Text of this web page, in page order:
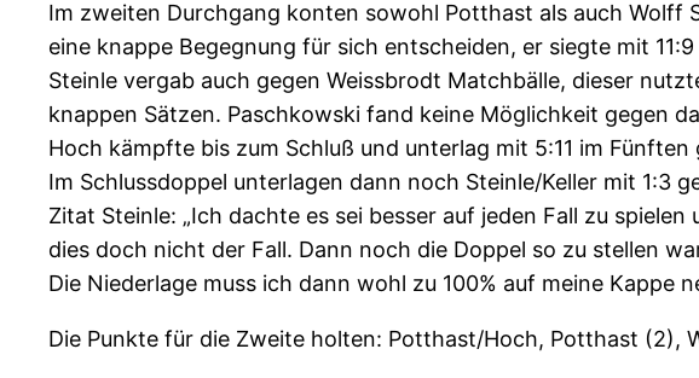
Im zweiten Durchgang konten sowohl Potthast als auch Wolff
eine knappe Begegnung für sich entscheiden, er siegte mit
Steinle vergab auch gegen Weissbrodt Matchbälle, dieser
knappen Sätzen. Paschkowski fand keine Möglichkeit gegen
Hoch kämpfte bis zum Schluß und unterlag mit 5:11 im
Im Schlussdoppel unterlagen dann noch Steinle/Keller mit 1:3
Zitat Steinle: „Ich dachte es sei besser auf jeden Fall zu
dies doch nicht der Fall. Dann noch die Doppel so zu stellen
Die Niederlage muss ich dann wohl zu 100% auf meine Kappe
Die Punkte für die Zweite holten: Potthast/Hoch, Potthast (2),